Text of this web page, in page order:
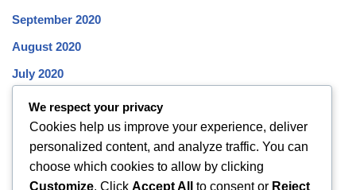
September 2020
August 2020
July 2020
June 2020
May 2020
April 2020
March 2020
We respect your privacy
Cookies help us improve your experience, deliver
personalized content, and analyze traffic. You can
choose which cookies to allow by clicking
Customize. Click Accept All to consent or Reject